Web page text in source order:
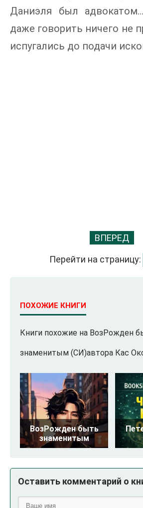
Даниэля был
даже говорить ничего не
испугались до подачи
ВПЕРЕД
Перейти на страницу:
ПОХОЖИЕ КНИГИ
Книги похожие на ВозРожден
знаменитым (СИ)автора Кас
ВозРожден быть
знаменитым
Оставить комментарий о